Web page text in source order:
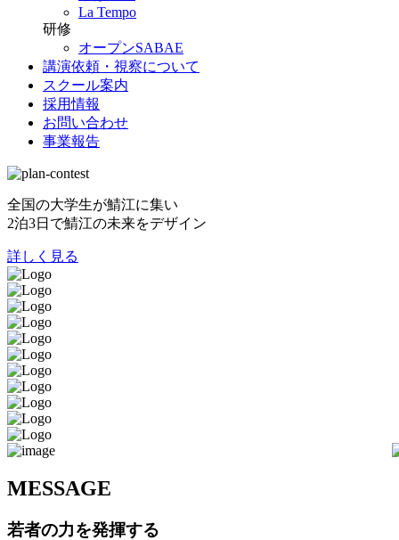
La Tempo
研修
オープンSABAE
講演依頼・視察について
スクール案内
採用情報
お問い合わせ
事業報告
全国の大学生が鯖江に集い
2泊3日で鯖江の未来をデザイン
詳しく見る
MESSAGE
若者の力を発揮する